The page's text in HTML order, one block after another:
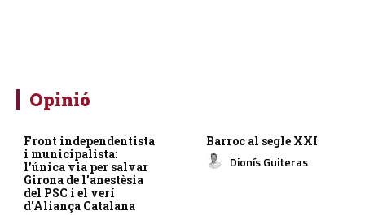
Opinió
Front independentista
i municipalista:
l’única via per salvar
Girona de l’anestèsia
del PSC i el verí
d’Aliança Catalana
Barroc al segle XXI
Dionís Guiteras